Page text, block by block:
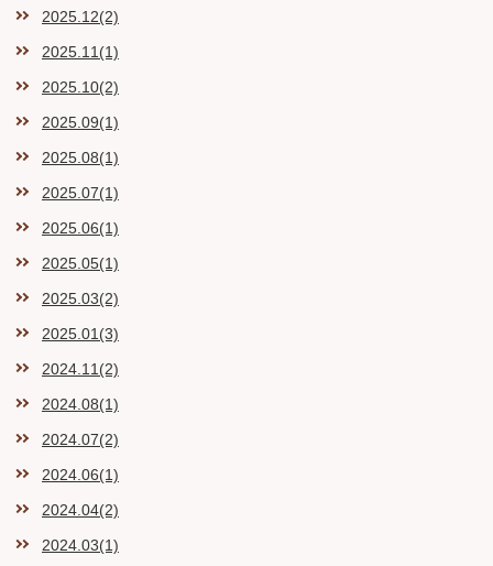
2025.12(2)
2025.11(1)
2025.10(2)
2025.09(1)
2025.08(1)
2025.07(1)
2025.06(1)
2025.05(1)
2025.03(2)
2025.01(3)
2024.11(2)
2024.08(1)
2024.07(2)
2024.06(1)
2024.04(2)
2024.03(1)